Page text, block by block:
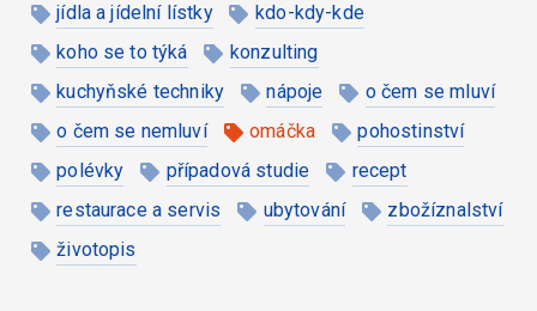
jídla a jídelní lístky
kdo-kdy-kde
koho se to týká
konzulting
kuchyňské techniky
nápoje
o čem se mluví
o čem se nemluví
omáčka
pohostinství
polévky
případová studie
recept
restaurace a servis
ubytování
zbožíznalství
životopis